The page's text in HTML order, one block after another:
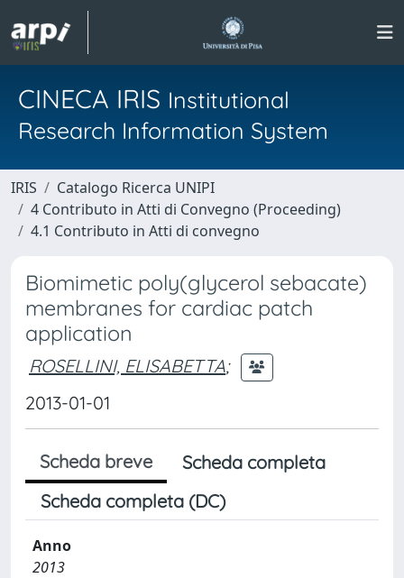
CINECA IRIS Institutional
Research Information System
IRIS
Catalogo Ricerca UNIPI
4 Contributo in Atti di Convegno (Proceeding)
4.1 Contributo in Atti di convegno
Biomimetic poly(glycerol sebacate)
membranes for cardiac patch
application
ROSELLINI, ELISABETTA;
2013-01-01
Scheda breve
Scheda completa
Scheda completa (DC)
Anno
2013